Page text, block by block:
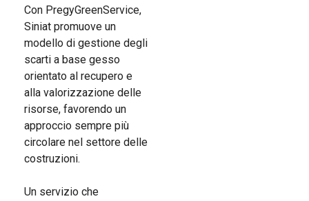
Con PregyGreenService,
Siniat promuove un
modello di gestione degli
scarti a base gesso
orientato al recupero e
alla valorizzazione delle
risorse, favorendo un
approccio sempre più
circolare nel settore delle
costruzioni.
Un servizio che